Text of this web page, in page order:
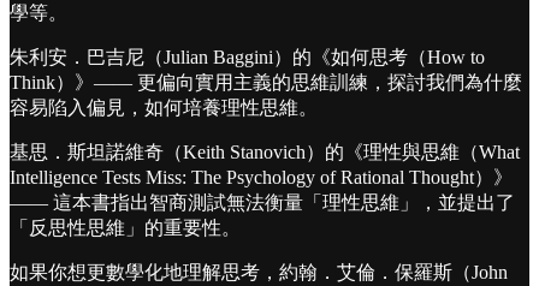
學等。
󠀠朱利安．巴吉尼（Julian Baggini）的《如何思考（How to
Think）》—— 更偏向實用主義的思維訓練，探討我們為什麼
容易陷入偏見，如何培養理性思維。
󠀠基思．斯坦諾維奇（Keith Stanovich）的《理性與思維（What
Intelligence Tests Miss: The Psychology of Rational Thought）》
—— 這本書指出智商測試無法衡量「理性思維」，並提出了
「反思性思維」的重要性。
󠀠如果你想更數學化地理解思考，約翰．艾倫．保羅斯（John